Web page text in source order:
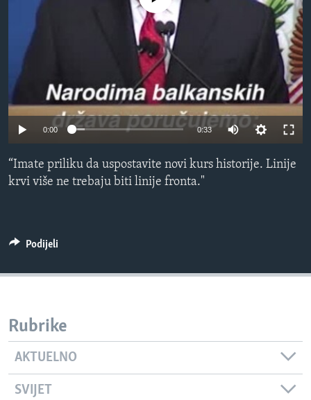
MAGAZIN
O GLASU AMERIKE
Learning English
PRATITE NAS
Jezici
0:00 0:33
“Imate priliku da uspostavite novi kurs historije. Linije
krvi više ne trebaju biti linije fronta."
Podijeli
Rubrike
AKTUELNO
SVIJET